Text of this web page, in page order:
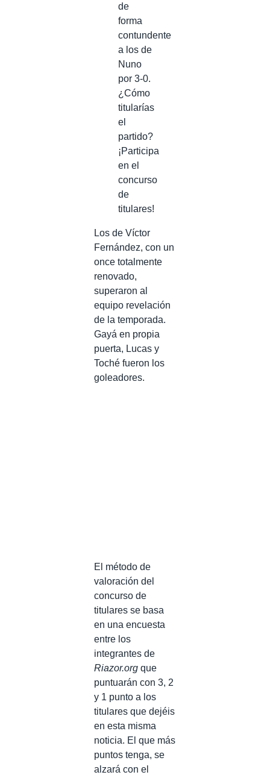
de
forma
contundente
a los de
Nuno
por 3-0.
¿Cómo
titularías
el
partido?
¡Participa
en el
concurso
de
titulares!
Los de Víctor
Fernández, con un
once totalmente
renovado,
superaron al
equipo revelación
de la temporada.
Gayá en propia
puerta, Lucas y
Toché fueron los
goleadores.
El método de
valoración del
concurso de
titulares se basa
en una encuesta
entre los
integrantes de
Riazor.org que
puntuarán con 3, 2
y 1 punto a los
titulares que dejéis
en esta misma
noticia. El que más
puntos tenga, se
alzará con el